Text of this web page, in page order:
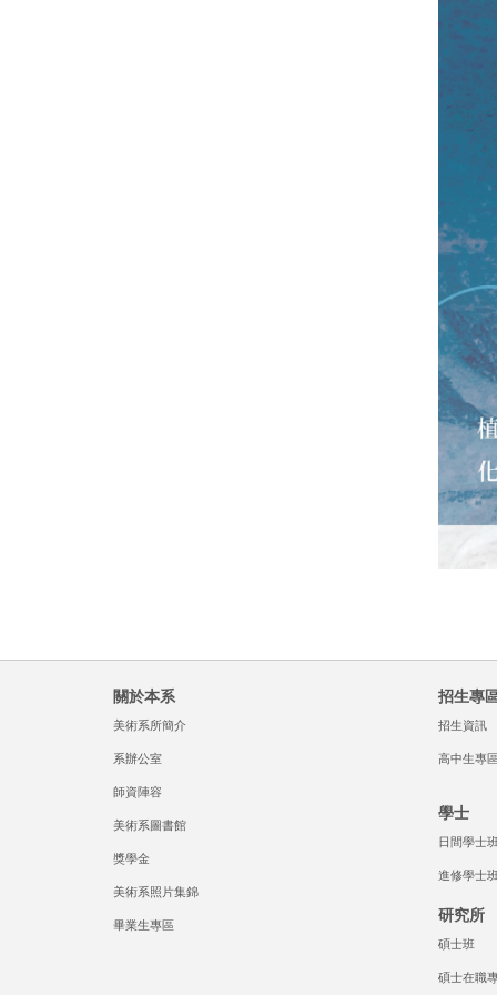
關於本系
美術系所簡介
系辦公室
師資陣容
美術系圖書館
獎學金
美術系照片集錦
畢業生專區
招生專
招生資訊
高中生專
學士
日間學士
進修學士
研究所
碩士班
碩士在職